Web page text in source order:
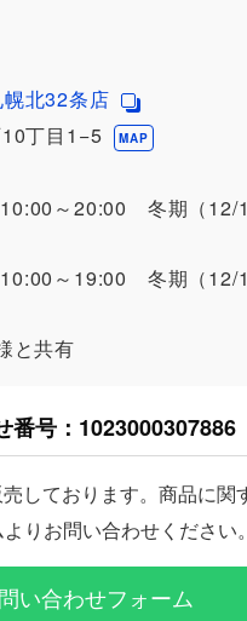
北32条店
丁目1−5 MAP
～20:00 冬期（12/
～19:00 冬期（12/
と共有
番号： 1023000307886
しております。商品に関
りお問い合わせください。
い合わせフォーム